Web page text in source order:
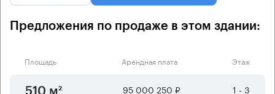
Предложения по продаже в этом здании:
Площадь Арендная плата Этаж
510 м² 95 000 250 ₽ 1 - 3